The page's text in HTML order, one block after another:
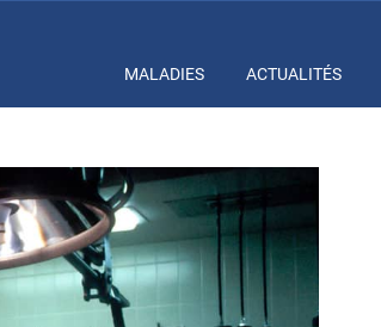
MALADIES ACTUALITÉS